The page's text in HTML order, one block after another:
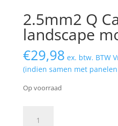
2.5mm2 Q
landscape
€29,98 ex. btw. BTW
(indien samen met
Op voorraad